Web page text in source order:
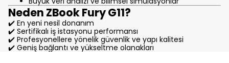
Neden ZBook Fury G11?
✔️ En yeni nesil donanım
✔️ Sertifikalı iş istasyonu performansı
✔️ Profesyonellere yönelik güvenlik ve yapı kalitesi
✔️ Geniş bağlantı ve yükseltme olanakları